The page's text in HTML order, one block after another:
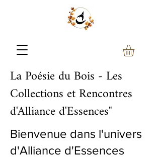
La Poésie du Bois - Les
Collections et Rencontres
d'Alliance d'Essences"
Bienvenue dans l'univers
d'Alliance d'Essences